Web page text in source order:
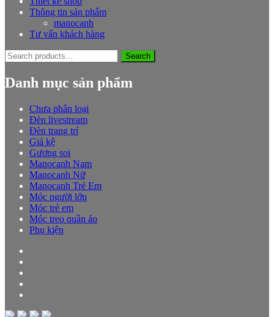
Thông tin sản phẩm
manocanh
Tư vấn khách hàng
Search
for:
Search
Danh mục sản phẩm
Chưa phân loại
Đèn livestream
Đèn trang trí
Giá kệ
Gương soi
Manocanh Nam
Manocanh Nữ
Manocanh Trẻ Em
Móc người lớn
Móc trẻ em
Móc treo quần áo
Phụ kiện